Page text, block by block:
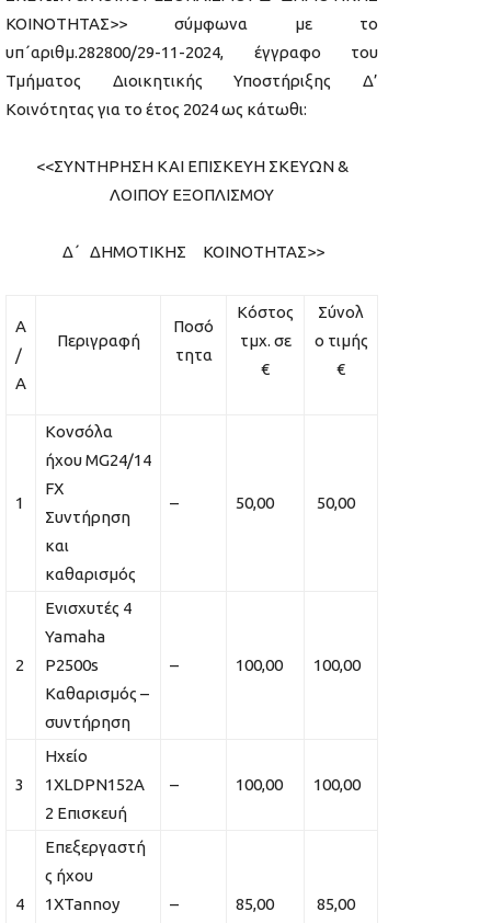
ΚΟΙΝΟΤΗΤΑΣ>> σύμφωνα με το
υπ΄αριθμ.282800/29-11-2024, έγγραφο του
Τμήματος Διοικητικής Υποστήριξης Δ’
Κοινότητας για το έτος 2024 ως κάτωθι:
<<ΣΥΝΤΗΡΗΣΗ ΚΑΙ ΕΠΙΣΚΕΥΗ ΣΚΕΥΩΝ &
ΛΟΙΠΟΥ ΕΞΟΠΛΙΣΜΟΥ
Δ΄ ΔΗΜΟΤΙΚΗΣ ΚΟΙΝΟΤΗΤΑΣ>>
Α
/
Α
Περιγραφή
Ποσό
τητα
Κόστος
τμχ. σε
€
Σύνολ
ο τιμής
€
1
Κονσόλα
ήχου MG24/14
FX
Συντήρηση
και
καθαρισμός
– 50,00 50,00
2
Ενισχυτές 4
Yamaha
P2500s
Καθαρισμός –
συντήρηση
– 100,00 100,00
3
Ηχείο
1ΧLDPN152A
2 Eπισκευή
– 100,00 100,00
4
Επεξεργαστή
ς ήχου
1ΧTannoy
– 85,00 85,00